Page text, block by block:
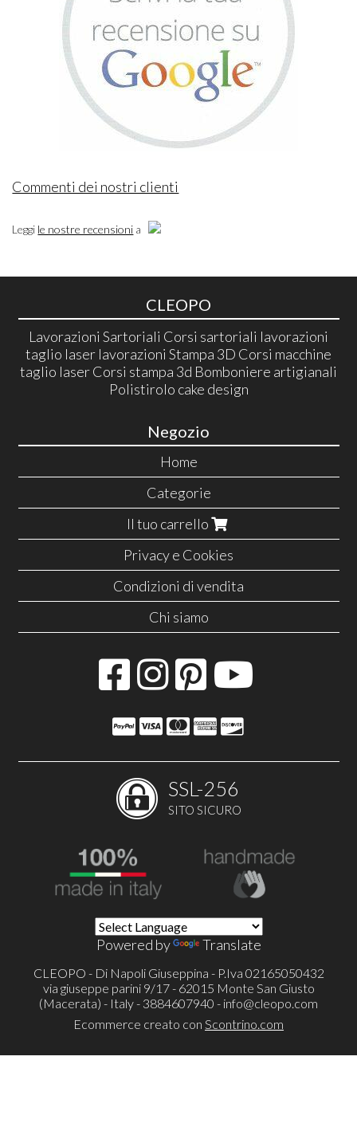
Commenti dei nostri clienti
Leggi le nostre recensioni a
CLEOPO
Lavorazioni Sartoriali Corsi sartoriali lavorazioni
taglio laser lavorazioni Stampa 3D Corsi macchine
taglio laser Corsi stampa 3d Bomboniere artigianali
Polistirolo cake design
Negozio
Home
Categorie
Il tuo carrello
Privacy e Cookies
Condizioni di vendita
Chi siamo
SSL-256
SITO SICURO
Powered by Translate
CLEOPO - Di Napoli Giuseppina - P.Iva 02165050432
via giuseppe parini 9/17 - 62015 Monte San Giusto
(Macerata) - Italy - 3884607940 - info@cleopo.com
Ecommerce creato con Scontrino.com